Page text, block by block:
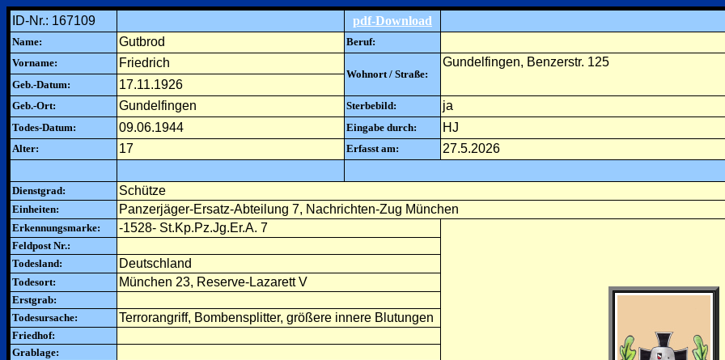
ID-Nr.: 167109 pdf-Download
Name: Gutbrod
Beruf:
Vorname:
Friedrich
Wohnort / Straße:
Gundelfingen, Benzerstr. 125
Geb.-Datum: 17.11.1926
Geb.-Ort: Gundelfingen Sterbebild: ja
Todes-Datum: 09.06.1944 Eingabe durch: HJ
Alter: 17 Erfasst am: 27.5.2026
Dienstgrad: Schütze
Einheiten: Panzerjäger-Ersatz-Abteilung 7, Nachrichten-Zug München
Erkennungsmarke: -1528- St.Kp.Pz.Jg.Er.A. 7
Feldpost Nr.:
Todesland:
Deutschland
Todesort: München 23, Reserve-Lazarett V
Erstgrab:
Todesursache:
Terrorangriff, Bombensplitter, größere innere Blutungen
Friedhof:
Grablage: